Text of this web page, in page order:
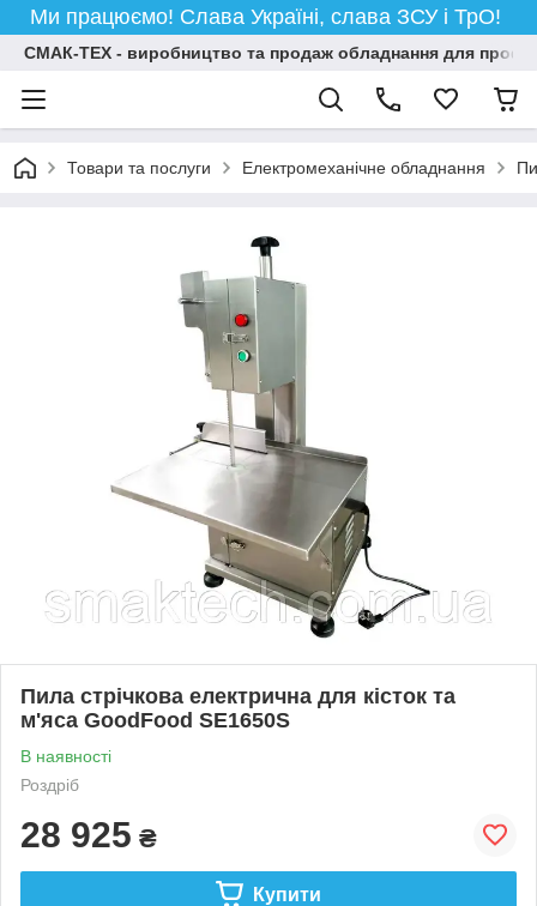
Ми працюємо! Слава Україні, слава ЗСУ і ТрО!
СМАК-ТЕХ - виробництво та продаж обладнання для
Товари та послуги Електромеханічне обладнання
Пила стрічкова електрична для кісток та
м'яса GoodFood SE1650S
В наявності
Роздріб
28 925 ₴
Купити